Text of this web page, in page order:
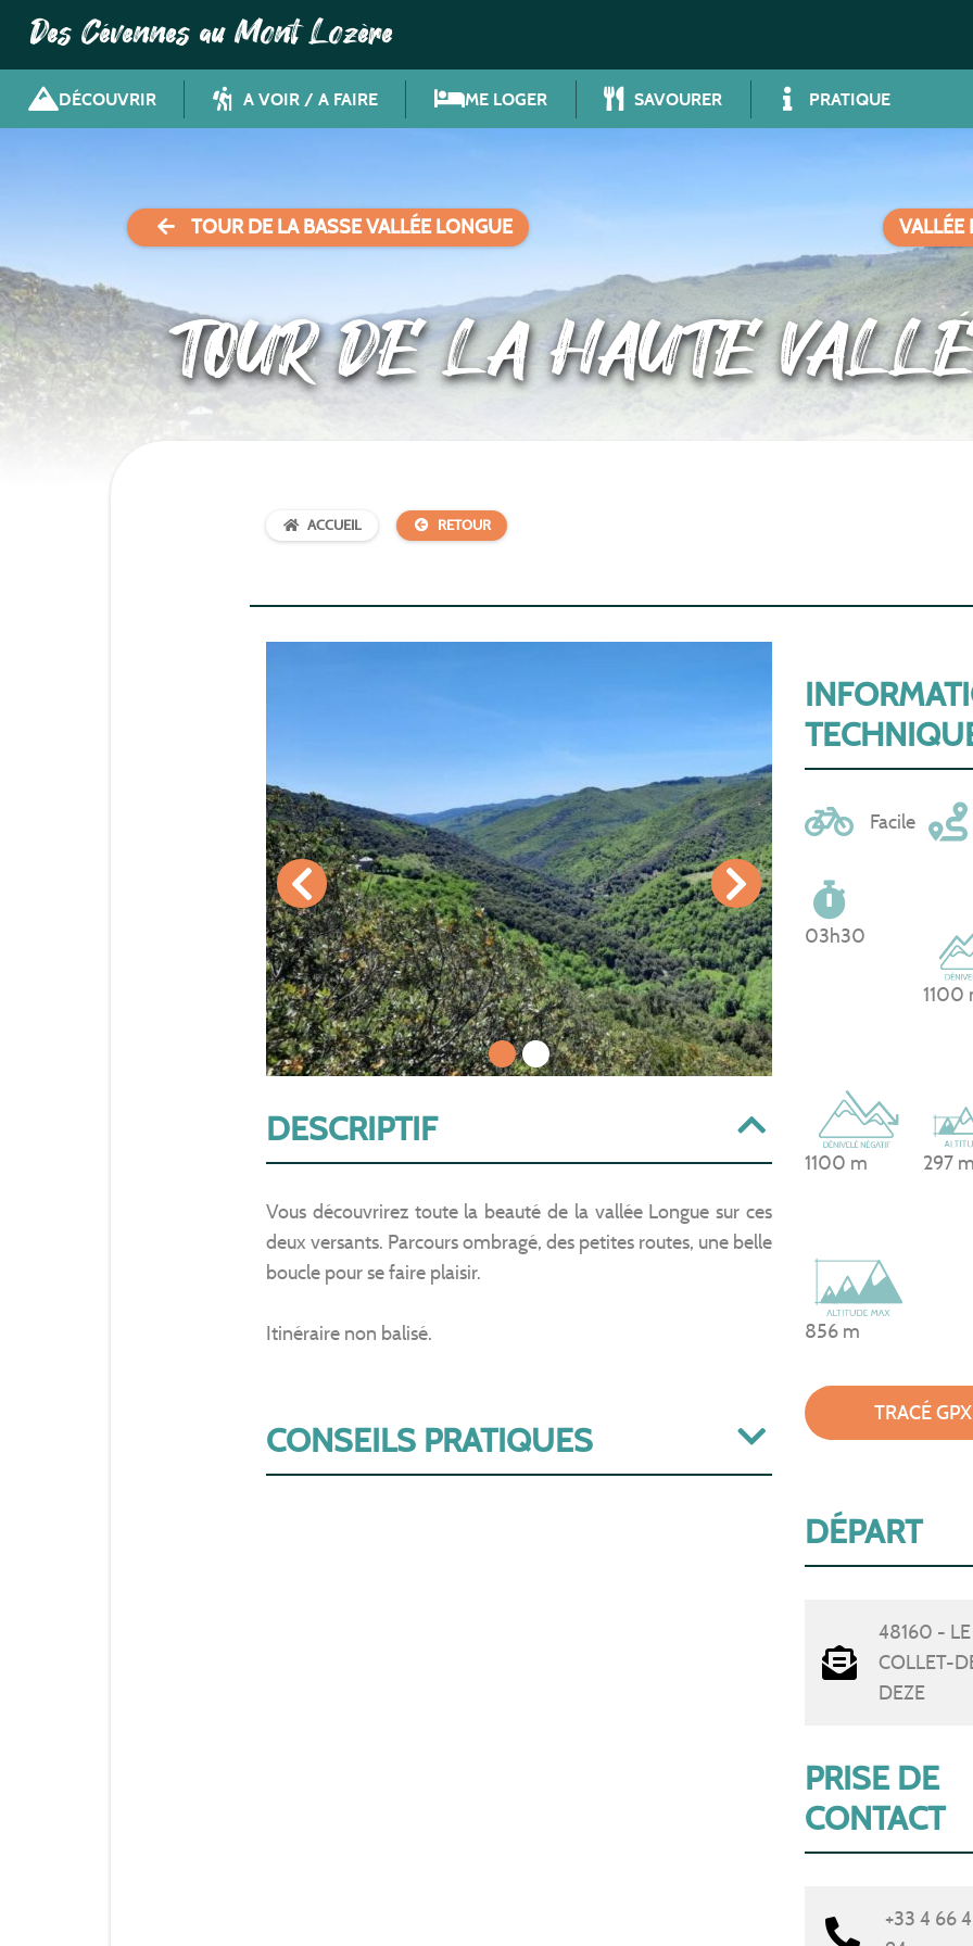
Des Cévennes au Mont Lozère
DÉCOUVRIR A VOIR / A FAIRE ME LOGER SAVOURER PRATIQUE
TOUR DE LA BASSE VALLÉE LONGUE VALLÉE
TOUR DE LA HAUTE
ACCUEIL RETOUR
DESCRIPTIF
Vous découvrirez toute la beauté de la vallée Longue sur ces
deux versants. Parcours ombragé, des petites routes, une belle
boucle pour se faire plaisir.
Itinéraire non balisé.
CONSEILS PRATIQUES
Facile
03h30
1100
1100 m 297
856 m
TRACÉ GPX
DÉPART
48160 - LE
COLLET-
DEZE
PRISE DE
CONTACT
+33 4 66